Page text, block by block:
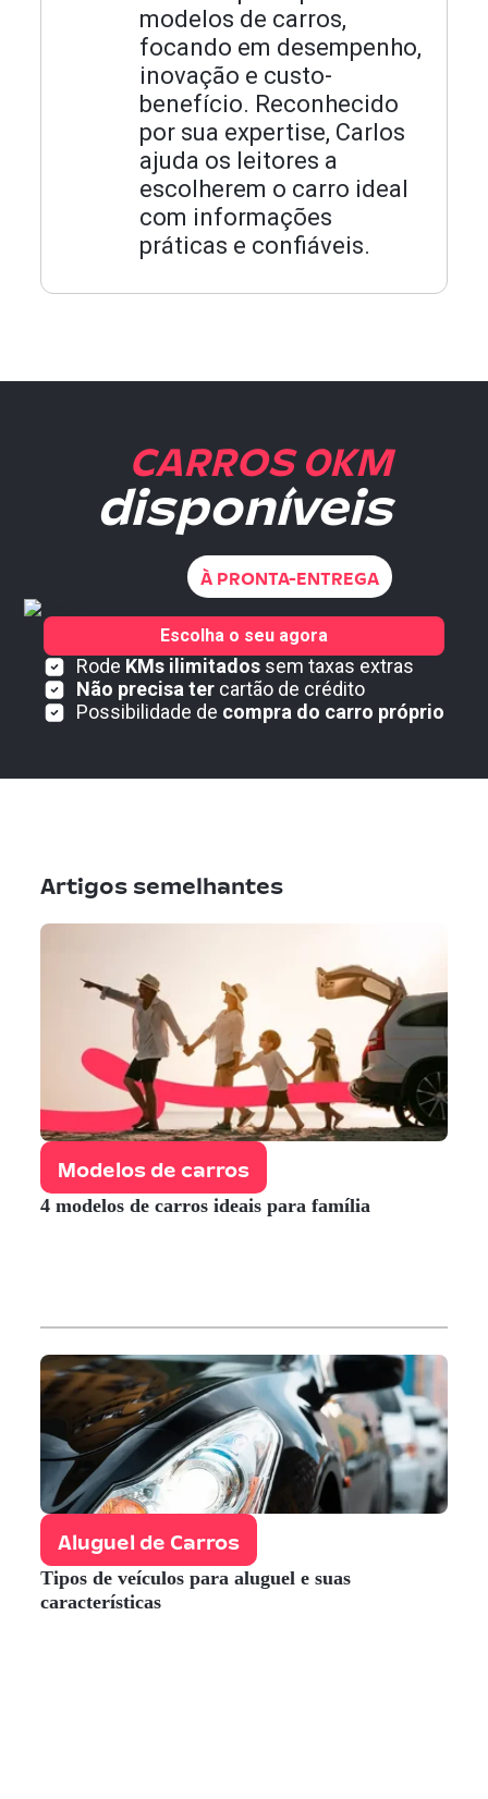
modelos de carros,
focando em desempenho,
inovação e custo-
benefício. Reconhecido
por sua expertise, Carlos
ajuda os leitores a
escolherem o carro ideal
com informações
práticas e confiáveis.
CARROS 0KM
disponíveis
À PRONTA-ENTREGA
Rode KMs ilimitados sem taxas extras
Não precisa ter cartão de crédito
Possibilidade de compra do carro próprio
Escolha o seu agora
Artigos semelhantes
Modelos de carros
4 modelos de carros ideais para família
Aluguel de Carros
Tipos de veículos para aluguel e suas
características